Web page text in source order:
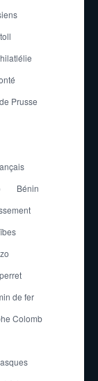
Prusse
Bénin
de fer
Colomb